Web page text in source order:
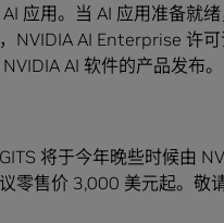
应用。当 AI 应用准备就
NVIDIA AI Enterprise 许
AI 软件的产品发布。
将于今年晚些时候由
零售价 3,000 美元起。敬